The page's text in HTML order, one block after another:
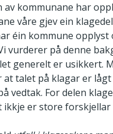
av kommunane har
våre gjev ein klagedel
éin kommune opplyst
vurderer på denne
generelt er usikkert.
at talet på klagar er
vedtak. For delen
ikkje er store forskjellar